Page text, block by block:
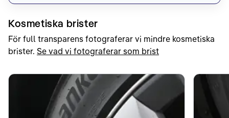
Kosmetiska brister
För full transparens fotograferar vi mindre kosmetiska
brister. Se vad vi fotograferar som brist